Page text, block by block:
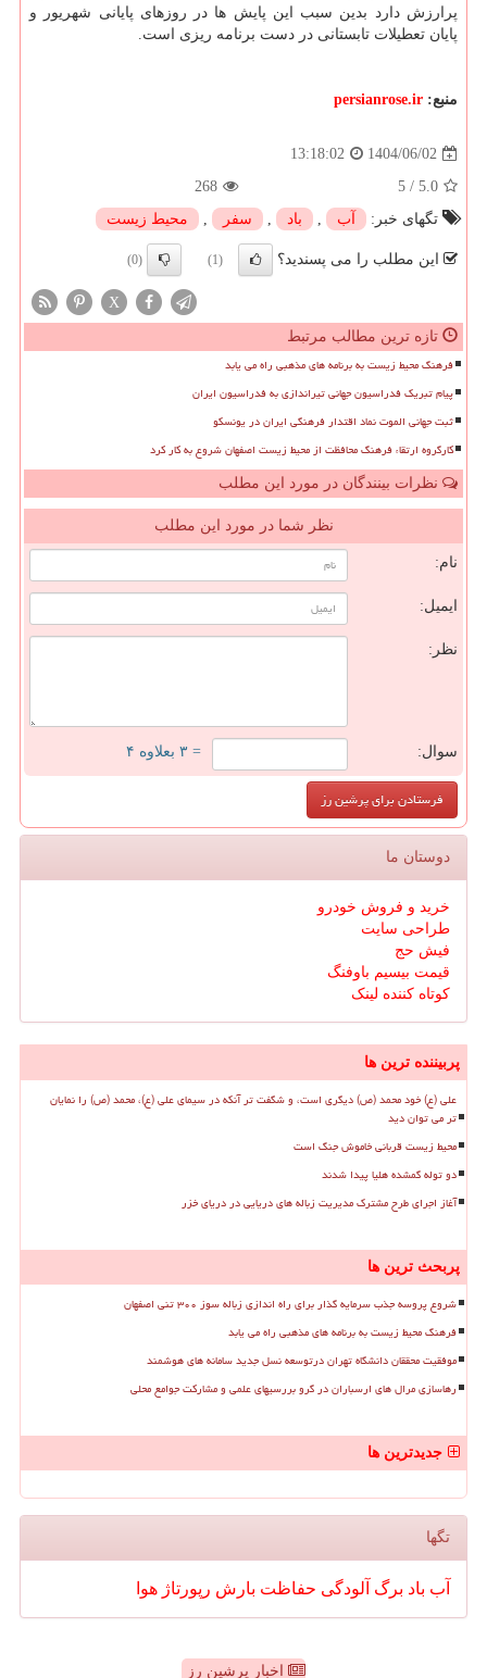
پرارزش دارد بدین سبب این پایش ها در روزهای پایانی شهریور و
پایان تعطیلات تابستانی در دست برنامه ریزی است.
منبع: persianrose.ir
1404/06/02
13:18:02
5.0
/
5
268
تگهای خبر:
آب , باد , سفر , محیط زیست
این مطلب را می پسندید؟ (1)
(0)
X
تازه ترین مطالب مرتبط
فرهنگ محیط زیست به برنامه های مذهبی راه می یابد
پیام تبریک فدراسیون جهانی تیراندازی به فدراسیون ایران
ثبت جهانی الموت نماد اقتدار فرهنگی ایران در یونسکو
کارگروه ارتقاء فرهنگ محافظت از محیط زیست اصفهان شروع به کار کرد
نظرات بینندگان در مورد این مطلب
نظر شما در مورد این مطلب
نام:
ایمیل:
نظر:
سوال: = ۳ بعلاوه ۴
دوستان ما
خرید و فروش خودرو
طراحی سایت
فیش حج
قیمت بیسیم باوفنگ
کوتاه کننده لینک
پربیننده ترین ها
علی (ع) خود محمد (ص) دیگری است، و شگفت تر آنکه در سیمای علی (ع)، محمد (ص) را نمایان
تر می توان دید
محیط زیست قربانی خاموش جنگ است
دو توله گمشده هلیا پیدا شدند
آغاز اجرای طرح مشترک مدیریت زباله های دریایی در دریای خزر
پربحث ترین ها
شروع پروسه جذب سرمایه گذار برای راه اندازی زباله سوز ۳۰۰ تنی اصفهان
فرهنگ محیط زیست به برنامه های مذهبی راه می یابد
موفقیت محققان دانشگاه تهران درتوسعه نسل جدید سامانه های هوشمند
رهاسازی مرال های ارسباران در گرو بررسیهای علمی و مشارکت جوامع محلی
جدیدترین ها
تگها
آب باد برگ آلودگی حفاظت بارش رپورتاژ هوا
اخبار پرشین رز